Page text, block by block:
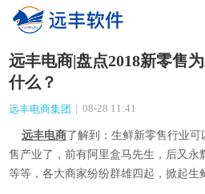
远丰电商|盘点2018新零售
什么？
远丰电商集团 | 08-28 11:41
远丰电商了解到： 生鲜新零售行业可
售产业了，前有阿里盒马先生，后又永
等等，各大商家纷纷群雄四起，掀起生